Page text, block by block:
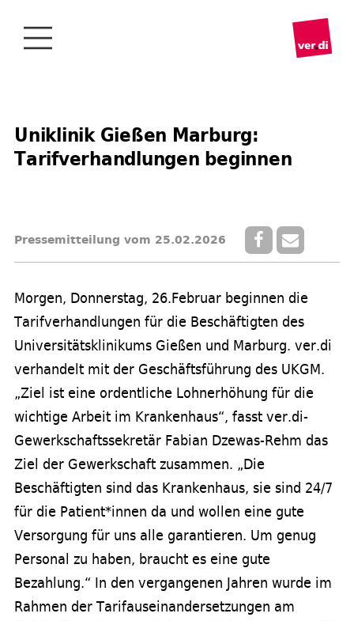
Uniklinik Gießen Marburg:
Tarifverhandlungen beginnen
Pressemitteilung vom 25.02.2026
Morgen, Donnerstag, 26.Februar beginnen die
Tarifverhandlungen für die Beschäftigten des
Universitätsklinikums Gießen und Marburg. ver.di
verhandelt mit der Geschäftsführung des UKGM.
„Ziel ist eine ordentliche Lohnerhöhung für die
wichtige Arbeit im Krankenhaus“, fasst ver.di-
Gewerkschaftssekretär Fabian Dzewas-Rehm das
Ziel der Gewerkschaft zusammen. „Die
Beschäftigten sind das Krankenhaus, sie sind 24/7
für die Patient*innen da und wollen eine gute
Versorgung für uns alle garantieren. Um genug
Personal zu haben, braucht es eine gute
Bezahlung.“ In den vergangenen Jahren wurde im
Rahmen der Tarifauseinandersetzungen am